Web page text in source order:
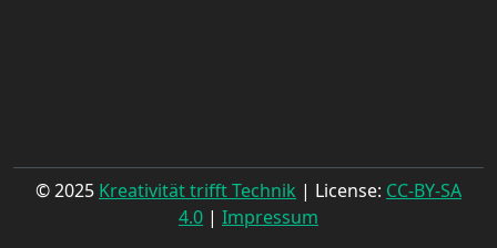
© 2025 Kreativität trifft Technik | License: CC-BY-SA
4.0 | Impressum